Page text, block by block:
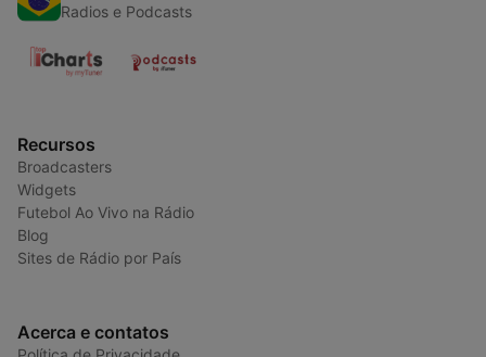
Radios e Podcasts
Recursos
Broadcasters
Widgets
Futebol Ao Vivo na Rádio
Blog
Sites de Rádio por País
Acerca e contatos